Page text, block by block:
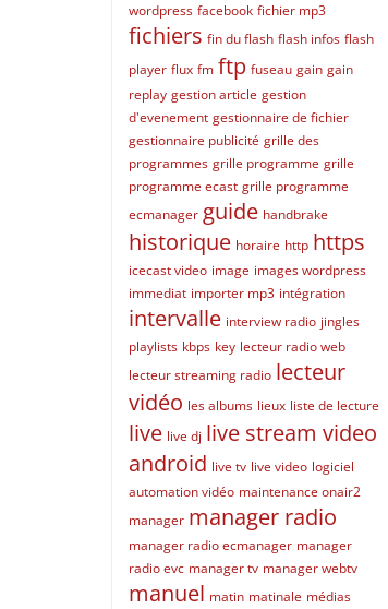
wordpress facebook fichier mp3
fichiers fin du flash flash infos flash
player flux fm ftp fuseau gain gain
replay gestion article gestion
d'evenement gestionnaire de fichier
gestionnaire publicité grille des
programmes grille programme grille
programme ecast grille programme
ecmanager guide handbrake
historique horaire http https
icecast video image images wordpress
immediat importer mp3 intégration
intervalle interview radio jingles
playlists kbps key lecteur radio web
lecteur streaming radio lecteur
vidéo les albums lieux liste de lecture
live live dj live stream video
android live tv live video logiciel
automation vidéo maintenance onair2
manager manager radio
manager radio ecmanager manager
radio evc manager tv manager webtv
manuel matin matinale médias